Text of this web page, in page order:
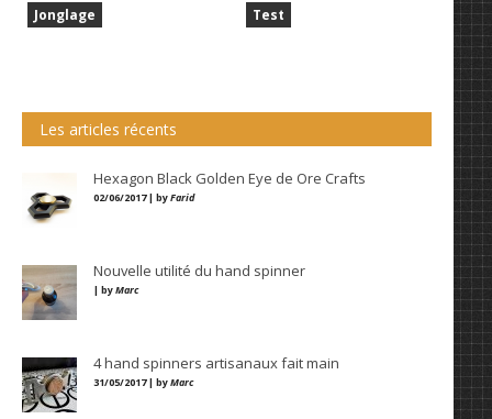
Jonglage Test
Les articles récents
Hexagon Black Golden Eye de Ore Crafts
02/06/2017 | byFarid
Nouvelle utilité du hand spinner
| byMarc
4 hand spinners artisanaux fait main
31/05/2017 | byMarc